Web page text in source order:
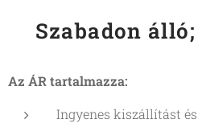
Szabadon
Az ÁR tartalmazza:
Ingyenes kiszállítást